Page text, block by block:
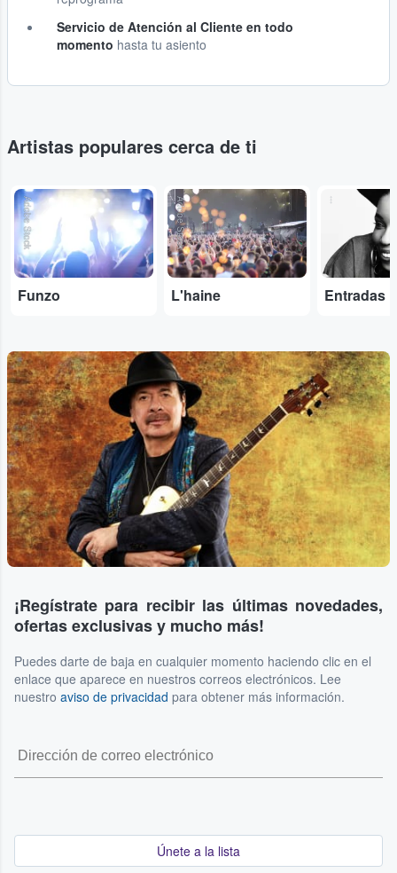
Servicio de Atención al Cliente en todo
momento hasta tu asiento
Artistas populares cerca de ti
Adobe Stock
Funzo
Adobe Stock
L'haine
¡Regístrate para recibir las últimas novedades,
ofertas exclusivas y mucho más!
Puedes darte de baja en cualquier momento haciendo clic en el
enlace que aparece en nuestros correos electrónicos. Lee
nuestro aviso de privacidad para obtener más información.
Únete a la lista